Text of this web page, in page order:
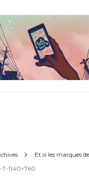
Et si les marques
T-1140×760